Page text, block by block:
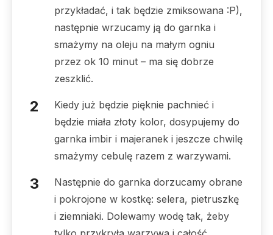
przykładać, i tak będzie zmiksowana :P),
następnie wrzucamy ją do garnka i
smażymy na oleju na małym ogniu
przez ok 10 minut – ma się dobrze
zeszklić.
Kiedy już będzie pięknie pachnieć i
będzie miała złoty kolor, dosypujemy do
garnka imbir i majeranek i jeszcze chwilę
smażymy cebulę razem z warzywami.
Następnie do garnka dorzucamy obrane
i pokrojone w kostkę: selera, pietruszkę
i ziemniaki. Dolewamy wodę tak, żeby